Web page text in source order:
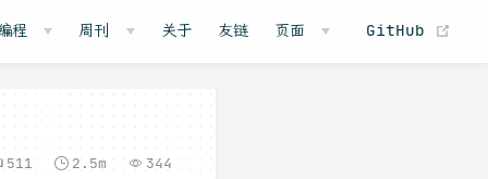
程 周刊 关于 友链 页面 GitHub
511 2.5m 344